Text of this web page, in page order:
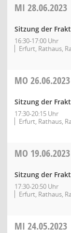
MI 28.06.2023
Sitzung der
16:30-17:00 Uhr
Erfurt, Rathaus,
MO 26.06.2023
Sitzung der
17:30-20:15 Uhr
Erfurt, Rathaus,
MO 19.06.2023
Sitzung der
17:30-20:50 Uhr
Erfurt, Rathaus,
MI 24.05.2023